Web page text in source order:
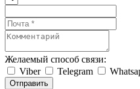
Желаемый способ связи:
Viber
Telegram
Отправить